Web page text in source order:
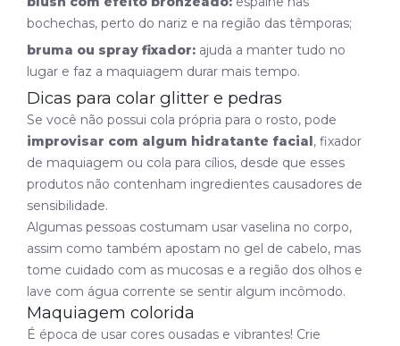
bochechas, perto do nariz e na região das têmporas;
bruma ou spray fixador: ajuda a manter tudo no
lugar e faz a maquiagem durar mais tempo.
Dicas para colar glitter e pedras
Se você não possui cola própria para o rosto, pode
improvisar com algum hidratante facial, fixador
de maquiagem ou cola para cílios, desde que esses
produtos não contenham ingredientes causadores de
sensibilidade.
Algumas pessoas costumam usar vaselina no corpo,
assim como também apostam no gel de cabelo, mas
tome cuidado com as mucosas e a região dos olhos e
lave com água corrente se sentir algum incômodo.
Maquiagem colorida
É época de usar cores ousadas e vibrantes! Crie